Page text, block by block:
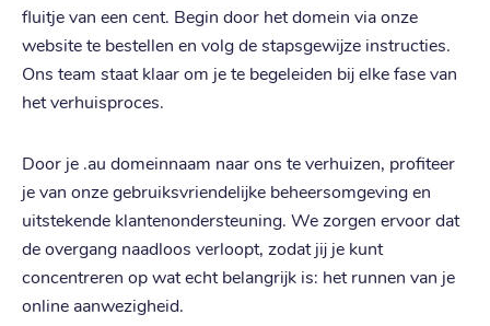
fluitje van een cent. Begin door het domein via onze
website te bestellen en volg de stapsgewijze instructies.
Ons team staat klaar om je te begeleiden bij elke fase van
het verhuisproces.
Door je .au domeinnaam naar ons te verhuizen, profiteer
je van onze gebruiksvriendelijke beheersomgeving en
uitstekende klantenondersteuning. We zorgen ervoor dat
de overgang naadloos verloopt, zodat jij je kunt
concentreren op wat echt belangrijk is: het runnen van je
online aanwezigheid.